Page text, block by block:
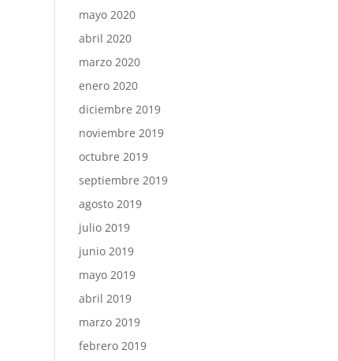
mayo 2020
abril 2020
marzo 2020
enero 2020
diciembre 2019
noviembre 2019
octubre 2019
septiembre 2019
agosto 2019
julio 2019
junio 2019
mayo 2019
abril 2019
marzo 2019
febrero 2019